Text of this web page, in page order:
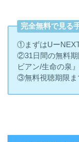
完全無料で見る
①まずはUーNEXT
②31日間の無料期
ビアン/生命の泉
③無料視聴期限ま